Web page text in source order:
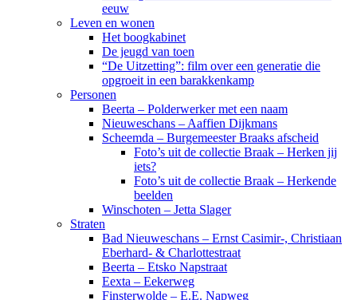
eeuw
Leven en wonen
Het boogkabinet
De jeugd van toen
“De Uitzetting”: film over een generatie die
opgroeit in een barakkenkamp
Personen
Beerta – Polderwerker met een naam
Nieuweschans – Aaffien Dijkmans
Scheemda – Burgemeester Braaks afscheid
Foto’s uit de collectie Braak – Herken jij
iets?
Foto’s uit de collectie Braak – Herkende
beelden
Winschoten – Jetta Slager
Straten
Bad Nieuweschans – Ernst Casimir-, Christiaan
Eberhard- & Charlottestraat
Beerta – Etsko Napstraat
Eexta – Eekerweg
Finsterwolde – E.E. Napweg